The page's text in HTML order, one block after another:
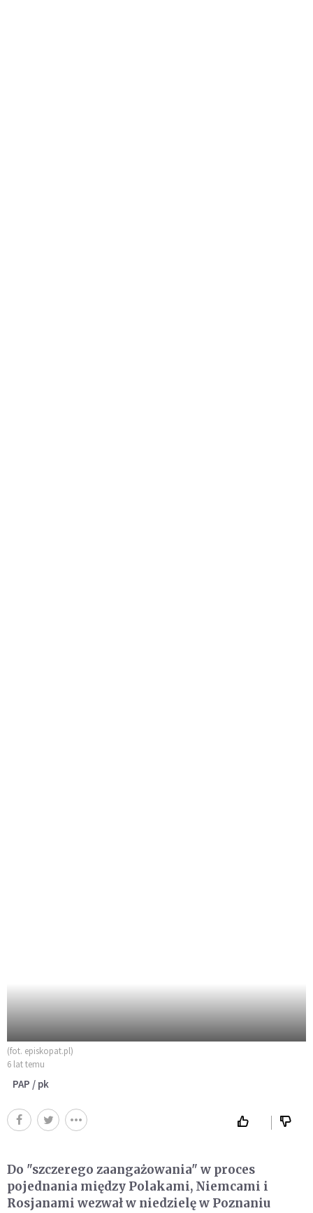
(fot. episkopat.pl)
6 lat temu
PAP / pk
Do "szczerego zaangażowania" w proces
pojednania między Polakami, Niemcami i
Rosjanami wezwał w niedzielę w Poznaniu